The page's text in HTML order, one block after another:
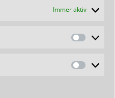
Immer aktiv